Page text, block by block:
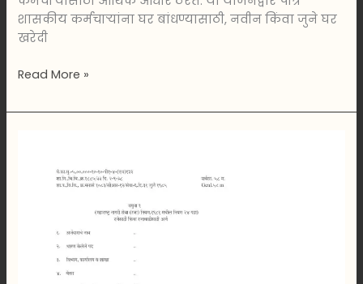
शासकीय कर्मचाऱ्यांना घर बांधण्यासाठी, नवीन किंवा जुने घर
खरेदी
Read More »
Download